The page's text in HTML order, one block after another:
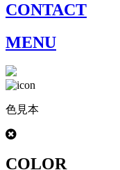
CONTACT
MENU
色見本
COLOR